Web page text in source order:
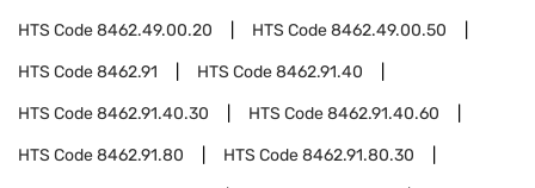
HTS Code8462.49.00.20 HTS Code8462.49.00.50
HTS Code8462.91 HTS Code8462.91.40
HTS Code8462.91.40.30 HTS Code8462.91.40.60
HTS Code8462.91.80 HTS Code8462.91.80.30